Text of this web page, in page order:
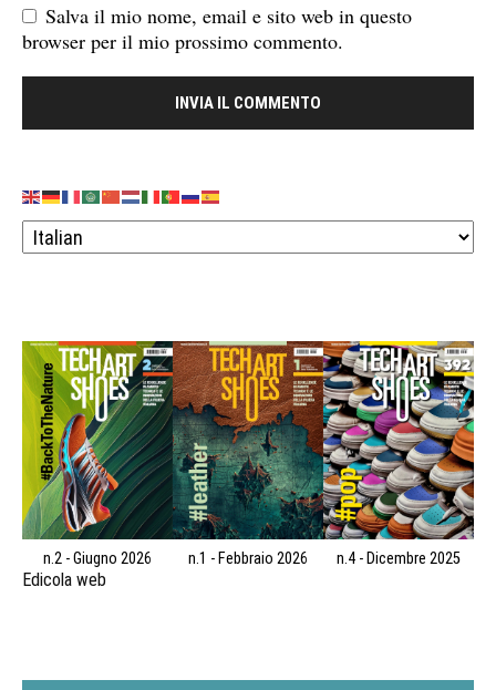
Salva il mio nome, email e sito web in questo
browser per il mio prossimo commento.
n.2 - Giugno 2026 n.1 - Febbraio 2026 n.4 - Dicembre 2025
Edicola web